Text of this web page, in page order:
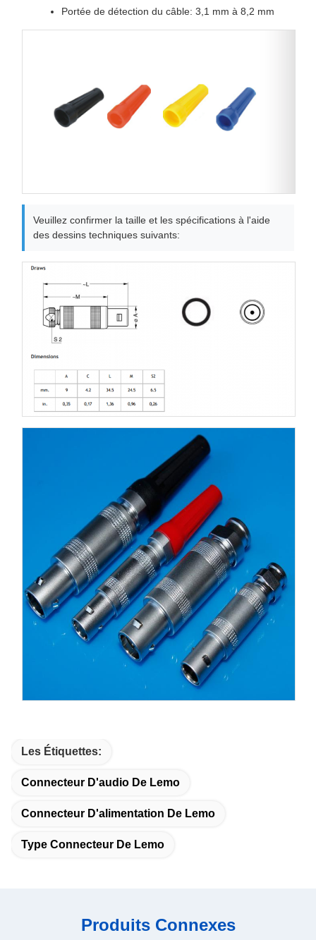
Portée de détection du câble: 3,1 mm à 8,2 mm
Veuillez confirmer la taille et les spécifications à l'aide
des dessins techniques suivants:
Les Étiquettes:
Connecteur D'audio De Lemo
Connecteur D'alimentation De Lemo
Type Connecteur De Lemo
Produits Connexes